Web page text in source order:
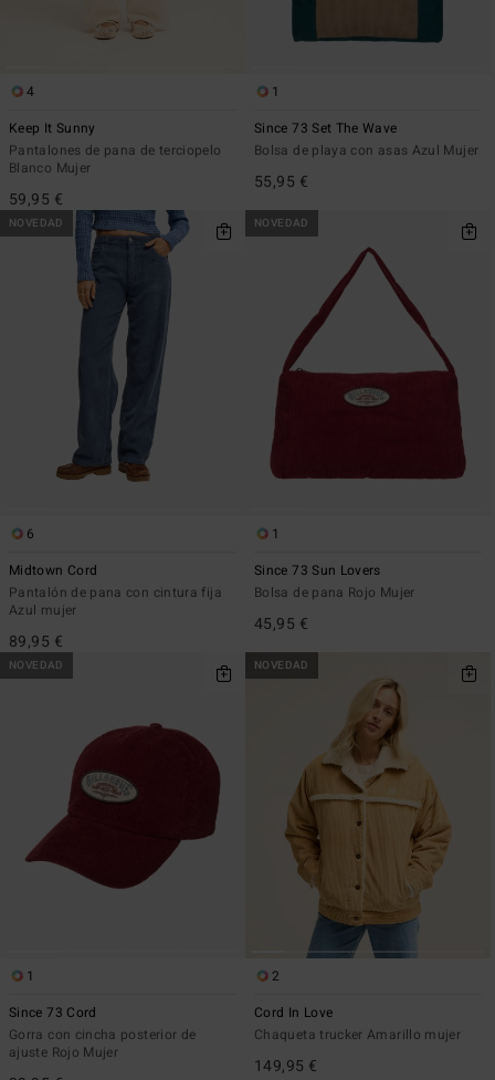
4
Keep It Sunny
Pantalones de pana de terciopelo
Blanco Mujer
59,95 €
1
Since 73 Set The Wave
Bolsa de playa con asas Azul Mujer
55,95 €
NOVEDAD
6
Midtown Cord
Pantalón de pana con cintura fija
Azul mujer
89,95 €
NOVEDAD
1
Since 73 Sun Lovers
Bolsa de pana Rojo Mujer
45,95 €
NOVEDAD
1
Since 73 Cord
Gorra con cincha posterior de
ajuste Rojo Mujer
NOVEDAD
2
Cord In Love
Chaqueta trucker Amarillo mujer
149,95 €